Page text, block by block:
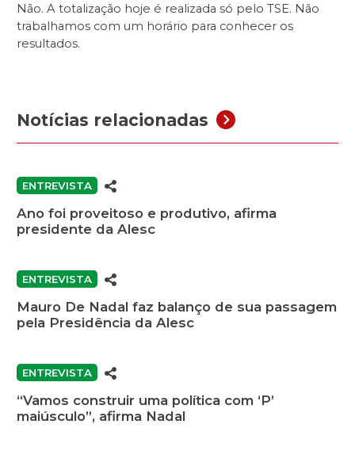
Não. A totalização hoje é realizada só pelo TSE. Não
trabalhamos com um horário para conhecer os
resultados.
Notícias relacionadas
ENTREVISTA
Ano foi proveitoso e produtivo, afirma
presidente da Alesc
ENTREVISTA
Mauro De Nadal faz balanço de sua passagem
pela Presidência da Alesc
ENTREVISTA
“Vamos construir uma política com ‘P’
maiúsculo”, afirma Nadal